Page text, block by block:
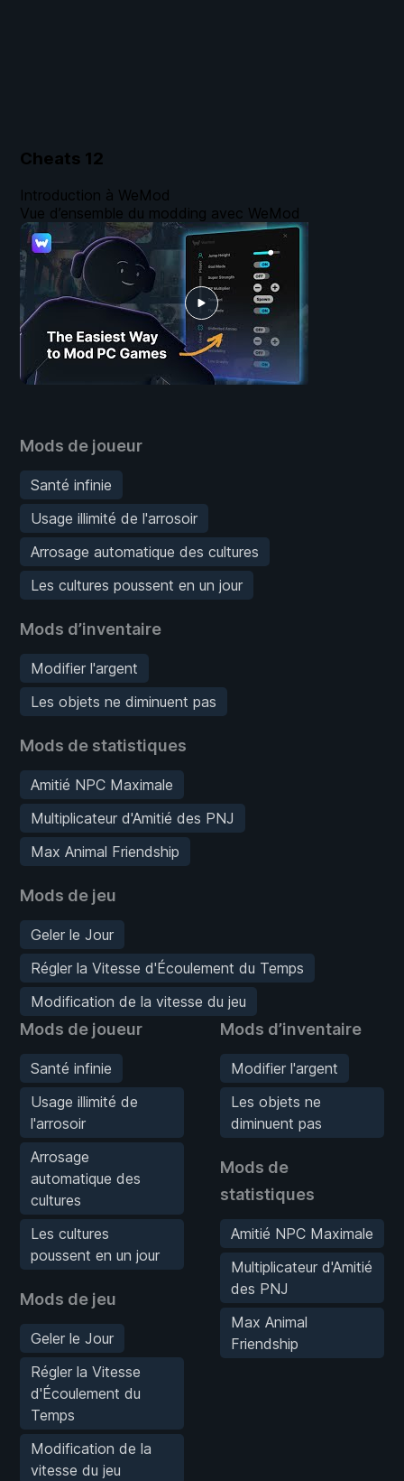
Cheats 12
Mods de joueur
Santé infinie
Usage illimité de l'arrosoir
Arrosage automatique des cultures
Les cultures poussent en un jour
Mods d’inventaire
Modifier l'argent
Les objets ne diminuent pas
Mods de statistiques
Amitié NPC Maximale
Multiplicateur d'Amitié des PNJ
Max Animal Friendship
Mods de jeu
Geler le Jour
Régler la Vitesse d'Écoulement du Temps
Modification de la vitesse du jeu
Mods de joueur
Santé infinie
Usage illimité de
l'arrosoir
Arrosage
automatique des
cultures
Les cultures
poussent en un jour
Mods de jeu
Geler le Jour
Régler la Vitesse
d'Écoulement du
Temps
Modification de la
vitesse du jeu
Mods d’inventaire
Modifier l'argent
Les objets ne
diminuent pas
Mods de
statistiques
Amitié NPC Maximale
Multiplicateur d'Amitié
des PNJ
Max Animal
Friendship
Introduction à WeMod
Vue d’ensemble du modding avec WeMod